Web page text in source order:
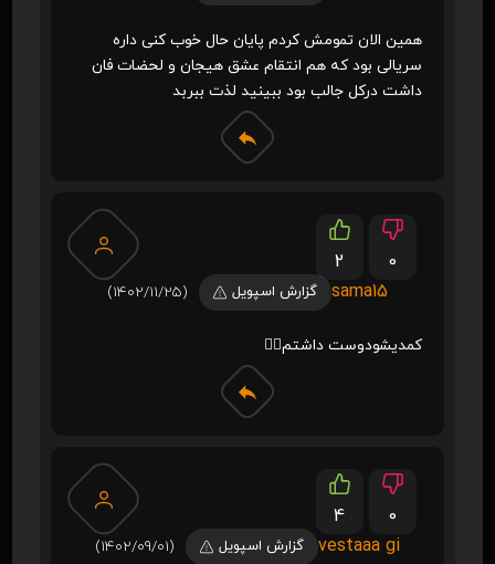
همین الان تمومش کردم پایان حال خوب کنی داره
سریالی بود که هم انتقام عشق هیجان و لحضات فان
داشت درکل جالب بود ببینید لذت ببربد
2
0
sama15
گزارش اسپویل (1402/11/25)
کمدیشو‌دوست داشتم👌🏻
4
0
vestaaa gi
گزارش اسپویل (1402/09/01)